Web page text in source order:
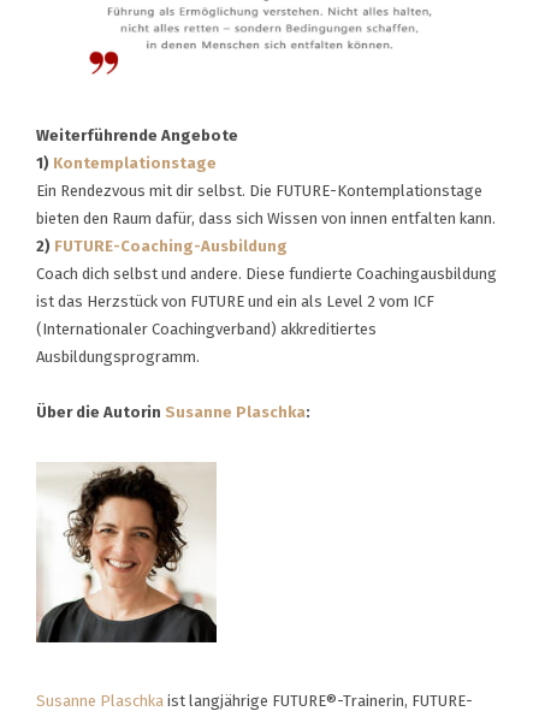
Weiterführende Angebote
1) Kontemplationstage
Ein Rendezvous mit dir selbst. Die FUTURE-Kontemplationstage
bieten den Raum dafür, dass sich Wissen von innen entfalten kann.
2) FUTURE-Coaching-Ausbildung
Coach dich selbst und andere. Diese fundierte Coachingausbildung
ist das Herzstück von FUTURE und ein als Level 2 vom ICF
(Internationaler Coachingverband) akkreditiertes
Ausbildungsprogramm.
Über die Autorin Susanne Plaschka:
Susanne Plaschka ist langjährige FUTURE®-Trainerin, FUTURE-